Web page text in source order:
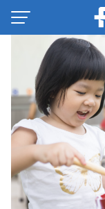
Skip